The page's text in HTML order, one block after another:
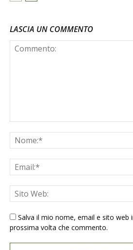
LASCIA UN COMMENTO
Salva il mio nome, email e sito web
prossima volta che commento.